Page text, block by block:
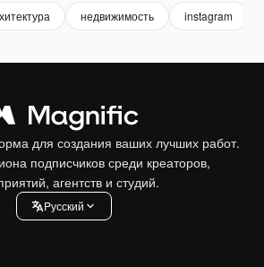
недвижимость instagram
для создания ваших лучших работ.
подписчиков среди креаторов,
агентств и студий.
Pусский